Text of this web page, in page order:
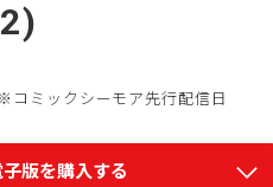
※コミックシーモア先行配信日
子版を購入する